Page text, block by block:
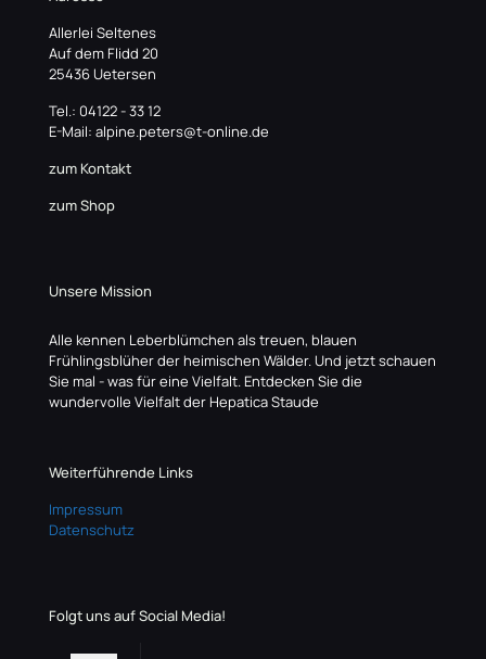
Allerlei Seltenes
Auf dem Flidd 20
25436 Uetersen
Tel.: 04122 - 33 12
E-Mail: alpine.peters@t-online.de
zum Kontakt
zum Shop
Unsere Mission
Alle kennen Leberblümchen als treuen, blauen
Frühlingsblüher der heimischen Wälder. Und jetzt schauen
Sie mal - was für eine Vielfalt. Entdecken Sie die
wundervolle Vielfalt der Hepatica Staude
Weiterführende Links
Impressum
Datenschutz
Folgt uns auf Social Media!